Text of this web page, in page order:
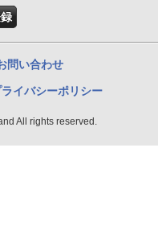
問い合わせ
ライバシーポリシー
All rights reserved.